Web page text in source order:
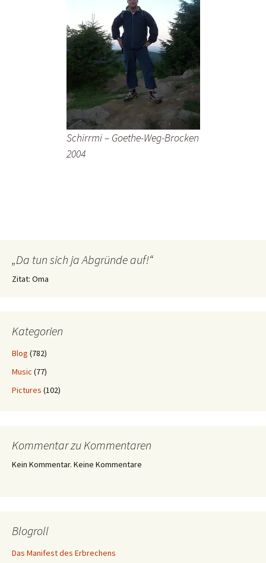
Schirrmi – Goethe-Weg-Brocken
2004
„Da tun sich ja Abgründe auf!“
Zitat: Oma
Kategorien
Blog (782)
Music (77)
Pictures (102)
Kommentar zu Kommentaren
Kein Kommentar. Keine Kommentare
Blogroll
Das Manifest des Erbrechens